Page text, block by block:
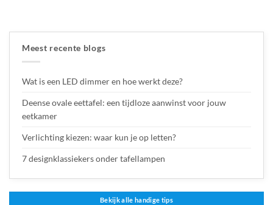
Meest recente blogs
Wat is een LED dimmer en hoe werkt deze?
Deense ovale eettafel: een tijdloze aanwinst voor jouw
eetkamer
Verlichting kiezen: waar kun je op letten?
7 designklassiekers onder tafellampen
Bekijk alle handige tips